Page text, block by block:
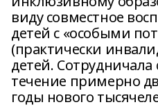
виду совместное
детей с «особыми
(практически
детей. Сотрудничала
течение примерно
годы нового